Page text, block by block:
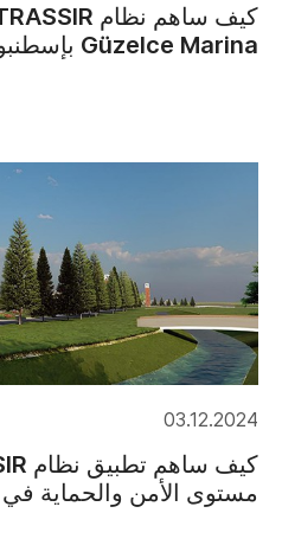
Güzelce Marina بإسطنبول
03.12.2024
مستوى الأمن والحماية في Vadi Alleben Park